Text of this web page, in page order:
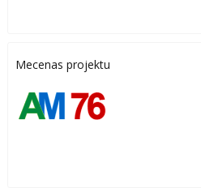
Mecenas projektu